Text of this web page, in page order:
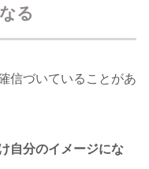
る
信づいていることがあ
自分のイメージにな